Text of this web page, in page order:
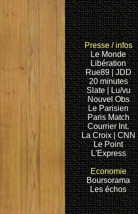
Presse / infos
Le Monde
Libération
Rue89| JDD
20 minutes
Slate| Lu/vu
Nouvel Obs
Le Parisien
Paris Match
Courrier Int.
La Croix | CNN
Le Point
L'Express
Economie
Boursorama
Les échos